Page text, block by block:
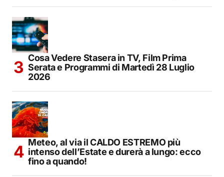
Cosa Vedere Stasera in TV, Film Prima
Serata e Programmi di Martedì 28 Luglio
2026
Meteo, al via il CALDO ESTREMO più
intenso dell’Estate e durerà a lungo: ecco
fino a quando!